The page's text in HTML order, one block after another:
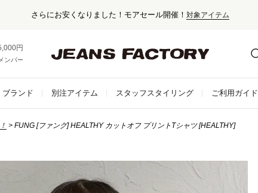
セール対象外アイテムは10%ポイント還元！
円以上お買い上げで送料無料！
メンバー登録でお得な情報をゲット。さらに詳しく
ブランド 別注アイテム スタッフスタイリング ご利用ガイド
FUNG [ファング] HEALTHY カットオフ プリントTシャツ [HEALTHY]